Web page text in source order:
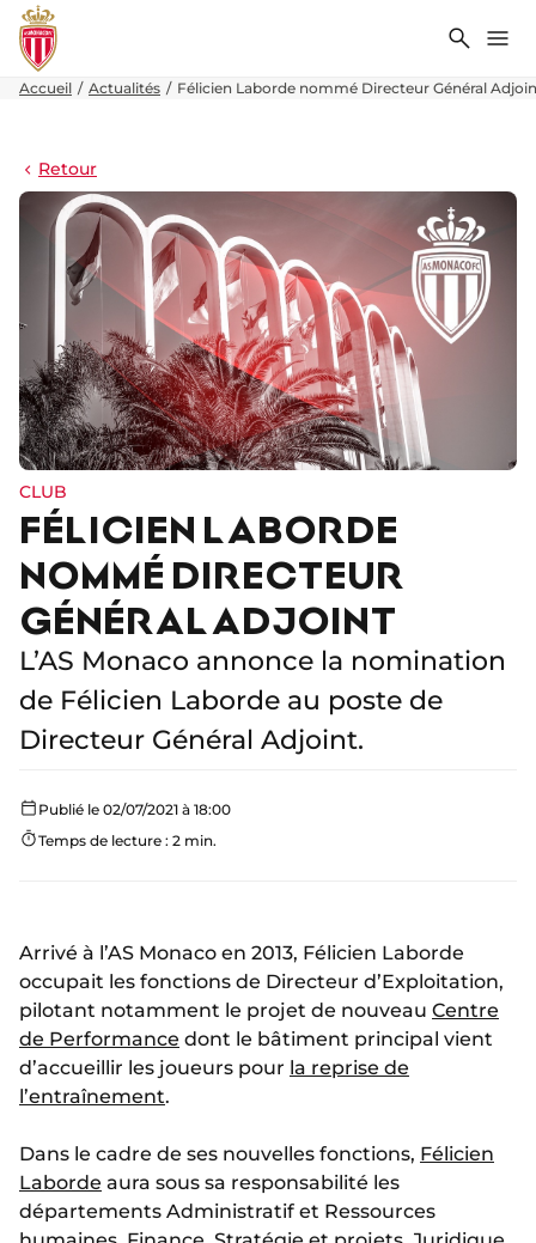
Accueil Actualités Félicien Laborde nommé Directeur Général
Retour
CLUB
FÉLICIEN LABORDE
NOMMÉ DIRECTEUR
GÉNÉRAL ADJOINT
L’AS Monaco annonce la nomination
de Félicien Laborde au poste de
Directeur Général Adjoint.
Publié le 02/07/2021 à 18:00
Temps de lecture : 2 min.
Arrivé à l’AS Monaco en 2013, Félicien Laborde
occupait les fonctions de Directeur d’Exploitation,
pilotant notamment le projet de nouveau Centre
de Performance dont le bâtiment principal vient
d’accueillir les joueurs pour la reprise de
l’entraînement.
Dans le cadre de ses nouvelles fonctions, Félicien
Laborde aura sous sa responsabilité les
départements Administratif et Ressources